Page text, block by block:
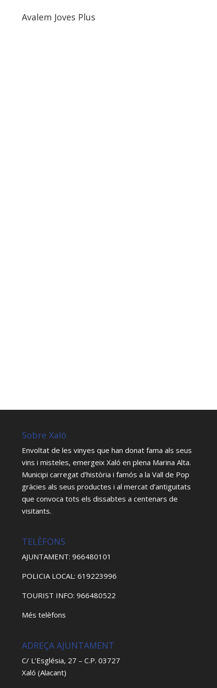
Avalem Joves Plus
Sobre Xaló
Envoltat de les vinyes que han donat fama als seus
vins i misteles, emergeix Xaló en plena Marina Alta.
Municipi carregat d’història i famós a la Vall de Pop
gràcies als seus productes i al mercat d’antiguitats
que convoca tots els dissabtes a centenars de
visitants.
TELÈFONS
AJUNTAMENT: 966480101
POLICIA LOCAL: 619223996
TOURIST INFO: 966480522
Més telèfons
ADREÇA AJUNTAMENT
C/ L’Església, 27 – C.P. 03727
Xaló (Alacant)